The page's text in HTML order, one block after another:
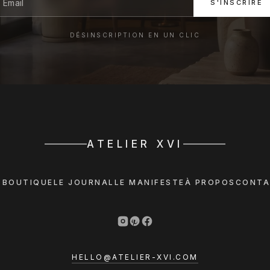
S'INSCRIRE
DÉSINSCRIPTION EN UN CLIC
ATELIER XVI
LE JOURNAL LE MANIFESTE À PROPOS
HELLO@ATELIER-XVI.COM